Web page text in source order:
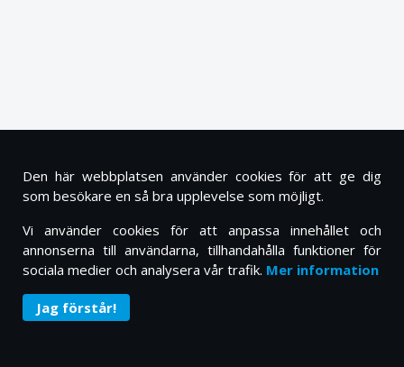
Den här webbplatsen använder cookies för att ge dig
som besökare en så bra upplevelse som möjligt.
Vi använder cookies för att anpassa innehållet och
annonserna till användarna, tillhandahålla funktioner för
sociala medier och analysera vår trafik. Mer information
Jag förstår!